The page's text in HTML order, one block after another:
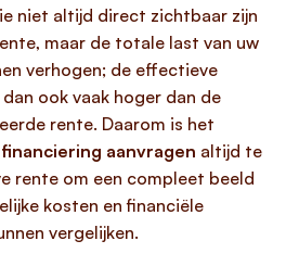
niet altijd direct zichtbaar zijn
maar de totale last van uw
verhogen; de effectieve
ook vaak hoger dan de
rente. Daarom is het
financiering aanvragen altijd te
rente om een compleet beeld
kosten en financiële
vergelijken.